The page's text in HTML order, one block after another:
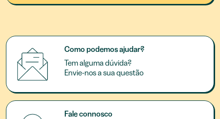
Como podemos ajudar?
Tem alguma dúvida?
Envie-nos a sua questão
Fale connosco